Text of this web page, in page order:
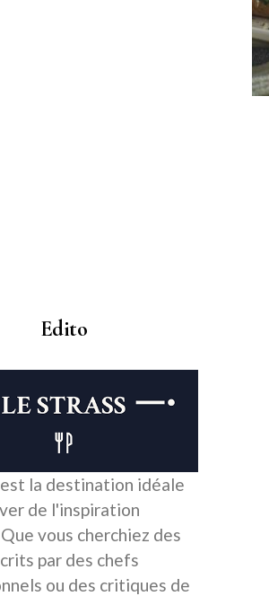
Edito
la destination idéale
de l'inspiration
vous cherchiez des
par des chefs
ou des critiques de